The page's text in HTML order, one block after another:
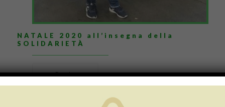
NATALE 2020 all’insegna della
SOLIDARIETÀ
Read more